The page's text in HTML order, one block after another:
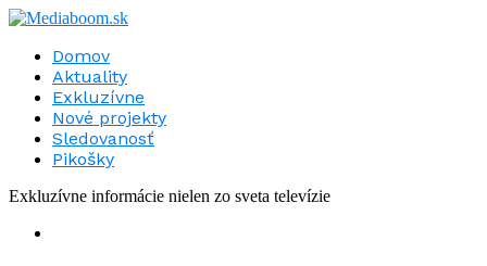
Domov
Aktuality
Exkluzívne
Nové projekty
Sledovanosť
Pikošky
Exkluzívne informácie nielen zo sveta televízie